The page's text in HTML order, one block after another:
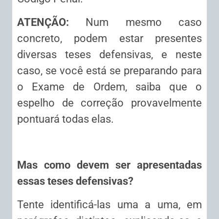
ATENÇÃO: Num mesmo caso
concreto, podem estar presentes
diversas teses defensivas, e neste
caso, se você está se preparando para
o Exame de Ordem, saiba que o
espelho de correção provavelmente
pontuará todas elas.
Mas como devem ser apresentadas
essas teses defensivas?
Tente identificá-las uma a uma, em